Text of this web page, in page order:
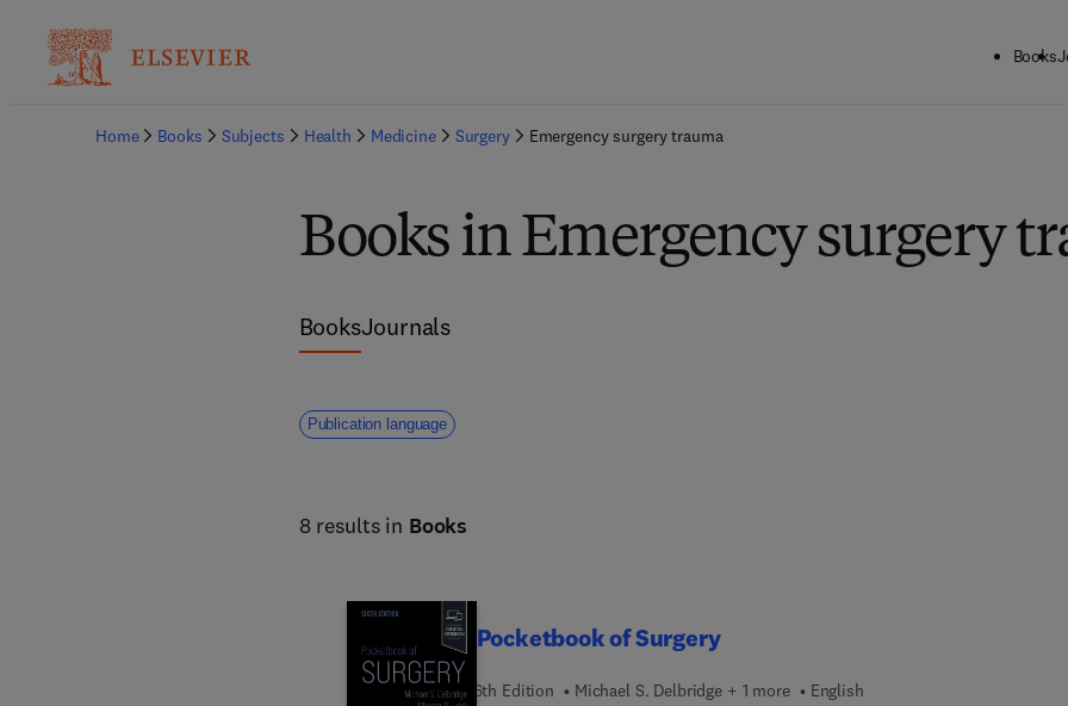
Books
Home Books Subjects Health Medicine Surgery Emergency surgery trauma
Books in Emergency surgery
BooksJournals
Publication language
8 results in Books
Pocketbook of Surgery
6th Edition Michael S. Delbridge + 1 more English